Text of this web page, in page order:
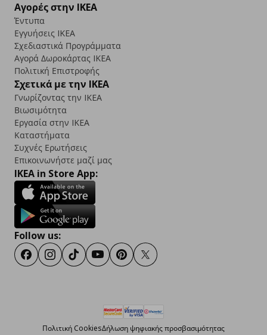
Αγορές στην IKEA
Έντυπα
Εγγυήσεις IKEA
Σχεδιαστικά Προγράμματα
Αγορά Δωρoκάρτας IKEA
Πολιτική Επιστροφής
Σχετικά με την IKEA
Γνωρίζοντας την IKEA
Βιωσιμότητα
Εργασία στην IKEA
Καταστήματα
Συχνές Ερωτήσεις
Επικοινωνήστε μαζί μας
IKEA in Store App:
Follow us:
FacebookInstagram
TikTokYoutubePinterestTwitter
Πολιτική CookiesΔήλωση ψηφιακής προσβασιμότητας